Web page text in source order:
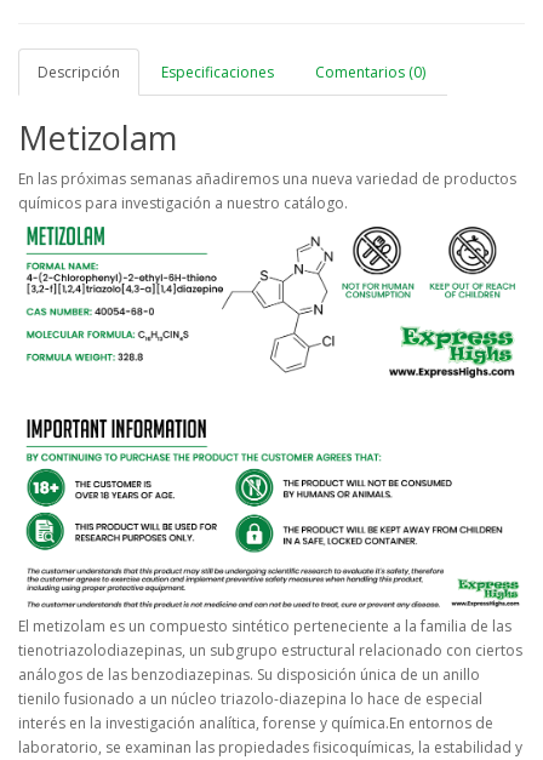
Descripción Especificaciones Comentarios (0)
Metizolam
En las próximas semanas añadiremos una nueva variedad de productos
químicos para investigación a nuestro catálogo.
El metizolam es un compuesto sintético perteneciente a la familia de las
tienotriazolodiazepinas, un subgrupo estructural relacionado con ciertos
análogos de las benzodiazepinas. Su disposición única de un anillo
tienilo fusionado a un núcleo triazolo-diazepina lo hace de especial
interés en la investigación analítica, forense y química.En entornos de
laboratorio, se examinan las propiedades fisicoquímicas, la estabilidad y